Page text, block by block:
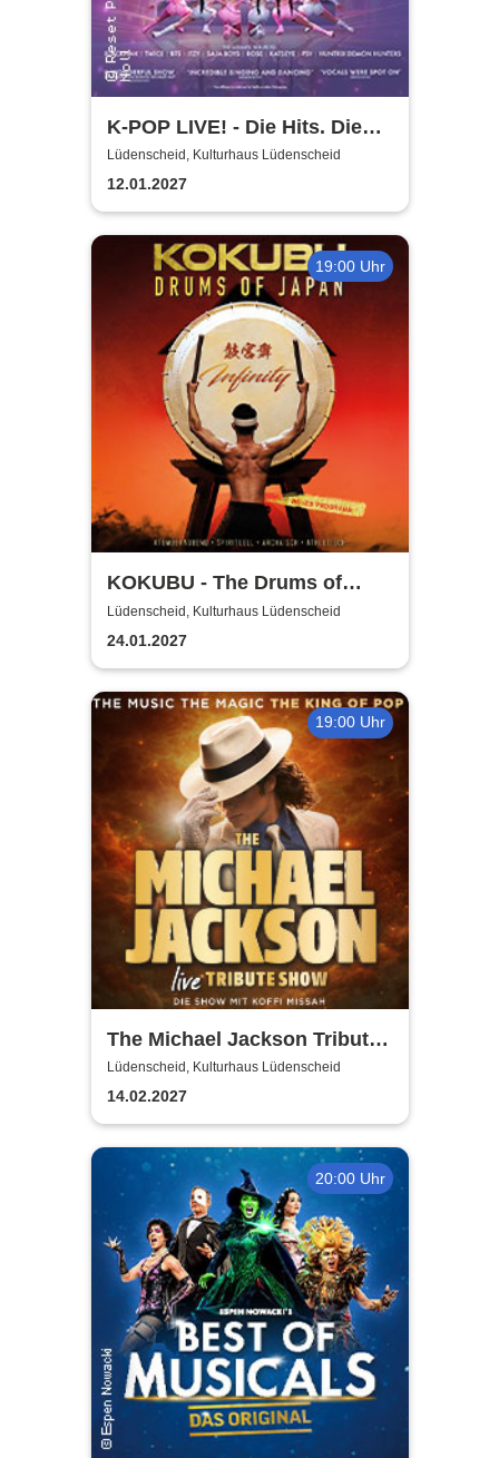
K-POP LIVE! - Die Hits. Die
Moves. Die Show.
Lüdenscheid, Kulturhaus Lüdenscheid
12.01.2027
19:00 Uhr
KOKUBU - The Drums of
Japan - "INFINITY"-Tour
2026/2027
Lüdenscheid, Kulturhaus Lüdenscheid
24.01.2027
19:00 Uhr
The Michael Jackson Tribute
Show
Lüdenscheid, Kulturhaus Lüdenscheid
14.02.2027
20:00 Uhr